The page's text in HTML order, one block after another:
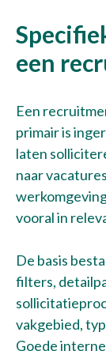
een
Een
primair is
laten
naar
vooral in
De basis
filters,
vakgebied,
Goede